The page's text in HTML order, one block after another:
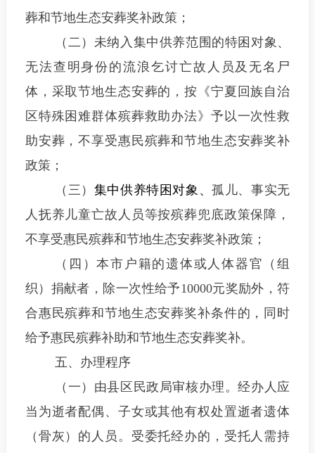
葬和节地生态安葬奖补政策；
（二）未纳入集中供养范围的特困对象、
无法查明身份的流浪乞讨亡故人员及无名尸
体，采取节地生态安葬的，按《宁夏回族自治
区特殊困难群体殡葬救助办法》予以一次性救
助安葬，不享受惠民殡葬和节地生态安葬奖补
政策；
（三） 集中供养特困对象、孤儿、事实无
人抚养儿童亡故人员等按殡葬兜底政策保障，
不享受惠民殡葬和节地生态安葬奖补政策；
（四）本市户籍的遗体或人体器官（组
织）捐献者，除一次性给予10000元奖励外，符
合惠民殡葬和节地生态安葬奖补条件的，同时
给予惠民殡葬补助和节地生态安葬奖补。
五、办理程序
（一） 由县区民政局审核办理。经办人应
当为逝者配偶、子女或其他有权处置逝者遗体
（骨灰）的人员。受委托经办的，受托人需持